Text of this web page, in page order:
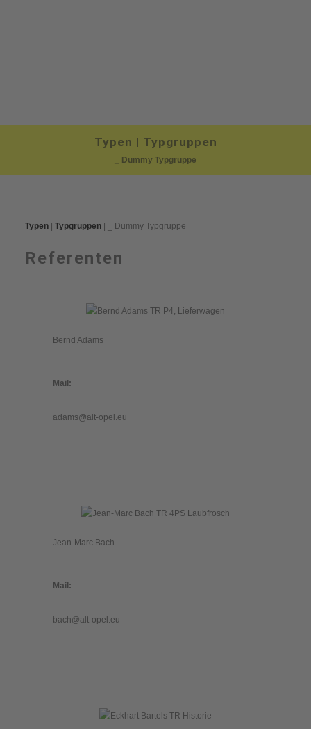
Typen | Typgruppen
_ Dummy Typgruppe
Typen| Typgruppen| _ Dummy Typgruppe
Referenten
Bernd Adams
Mail:
adams@alt-opel.eu
Jean-Marc Bach
Mail:
bach@alt-opel.eu